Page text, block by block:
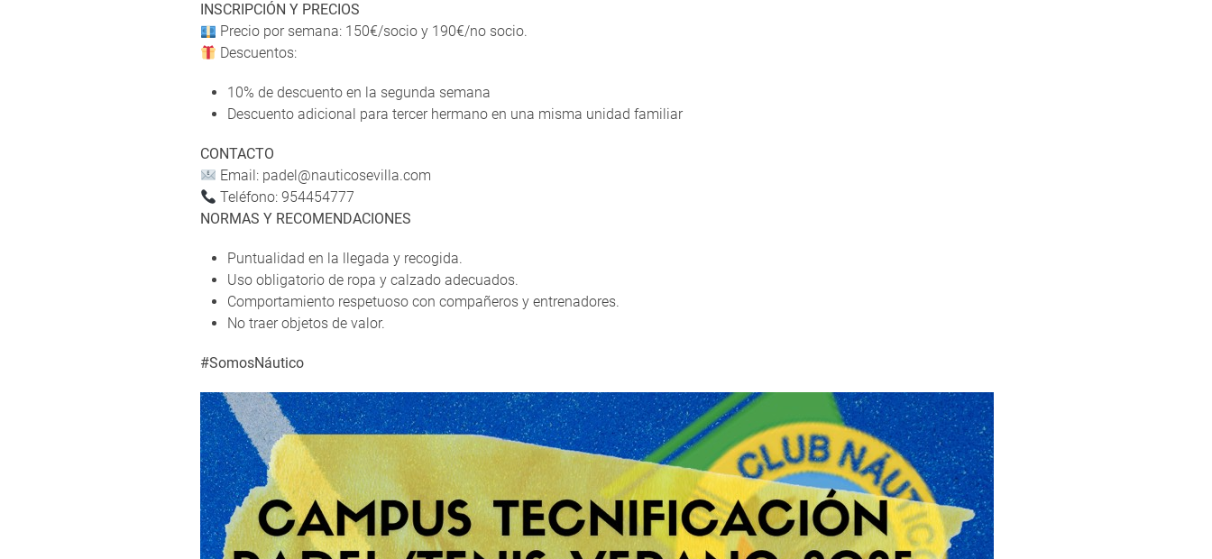
INSCRIPCIÓN Y PRECIOS
Precio por semana: 150€/socio y 190€/no socio.
Descuentos:
10% de descuento en la segunda semana
Descuento adicional para tercer hermano en una misma unidad familiar
CONTACTO
Email: padel@nauticosevilla.com
Teléfono: 954454777
NORMAS Y RECOMENDACIONES
Puntualidad en la llegada y recogida.
Uso obligatorio de ropa y calzado adecuados.
Comportamiento respetuoso con compañeros y entrenadores.
No traer objetos de valor.
#SomosNáutico